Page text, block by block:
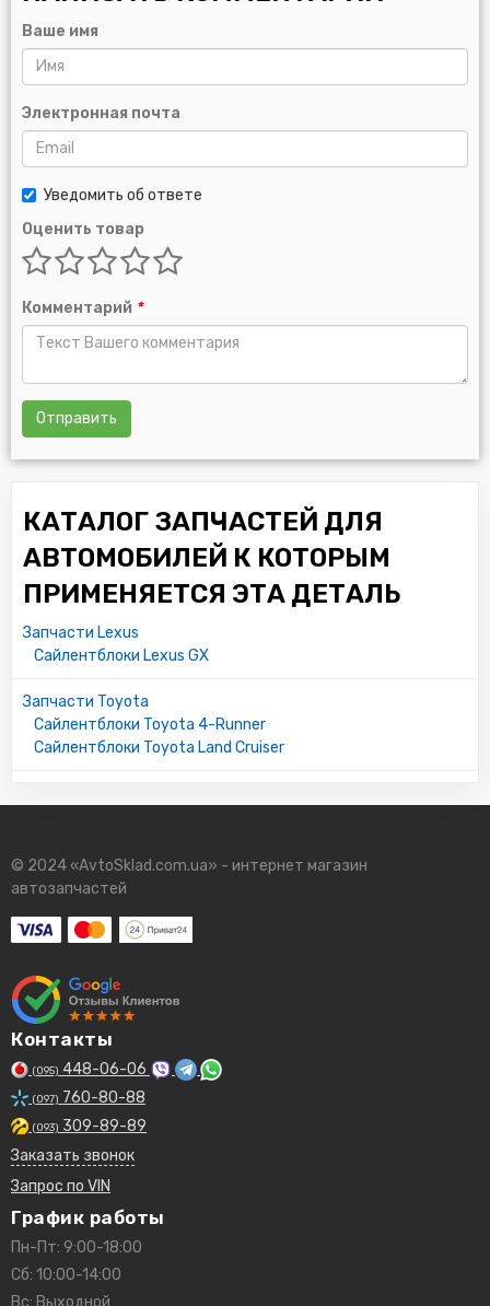
Ваше имя
Электронная почта
Уведомить об ответе
Оценить товар
Комментарий *
Отправить
КАТАЛОГ ЗАПЧАСТЕЙ ДЛЯ
АВТОМОБИЛЕЙ К КОТОРЫМ
ПРИМЕНЯЕТСЯ ЭТА ДЕТАЛЬ
Запчасти Lexus
Сайлентблоки Lexus GX
Запчасти Toyota
Сайлентблоки Toyota 4-Runner
Сайлентблоки Toyota Land Cruiser
© 2024 «AvtoSklad.com.ua» - интернет магазин
автозапчастей
Контакты
(095) 448-06-06
(097) 760-80-88
(093) 309-89-89
Заказать звонок
Запрос по VIN
График работы
Пн-Пт: 9:00-18:00
Сб: 10:00-14:00
Вс: Выходной